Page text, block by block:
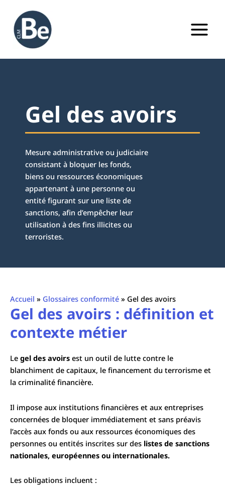
contenu
Gel des avoirs
Mesure administrative ou judiciaire
consistant à bloquer les fonds,
biens ou ressources économiques
appartenant à une personne ou
entité figurant sur une liste de
sanctions, afin d’empêcher leur
utilisation à des fins illicites ou
terroristes.
Accueil » Glossaires conformité » Gel des avoirs
Gel des avoirs : définition et
contexte métier
Le gel des avoirs est un outil de lutte contre le
blanchiment de capitaux, le financement du terrorisme et
la criminalité financière.
Il impose aux institutions financières et aux entreprises
concernées de bloquer immédiatement et sans préavis
l’accès aux fonds ou aux ressources économiques des
personnes ou entités inscrites sur des listes de sanctions
nationales, européennes ou internationales.
Les obligations incluent :